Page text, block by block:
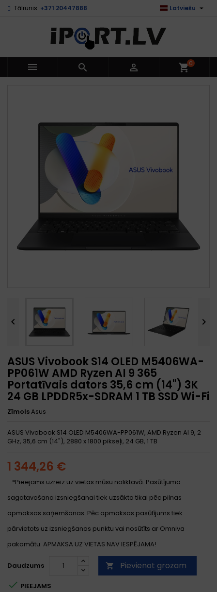
Tālrunis: +371 20447888 Latviešu 
   shopping_cart0
 
ASUS Vivobook S14 OLED M5406WA-
PP061W AMD Ryzen AI 9 365
Portatīvais dators 35,6 cm (14") 3K
24 GB LPDDR5x-SDRAM 1 TB SSD Wi-Fi
ZīmolsAsus
ASUS Vivobook S14 OLED M5406WA-PP061W, AMD Ryzen AI 9, 2
GHz, 35,6 cm (14"), 2880 x 1800 pikseļi, 24 GB, 1 TB
1 344,26 €
*Pieejams uzreiz uz vietas mūsu noliktavā. Pasūtījuma
sagatavošana izsniegšanai tiek uzsākta tikai pēc pilnas
apmaksas saņemšanas. Pēc apmaksas pasūtījums tiek
pārvietots uz izsniegšanas punktu vai nosūtīts ar Omniva
pakomātu. APMAKSA UZ VIETAS NAV IESPĒJAMA!
Daudzums  Pievienot grozam
 PIEEJAMS